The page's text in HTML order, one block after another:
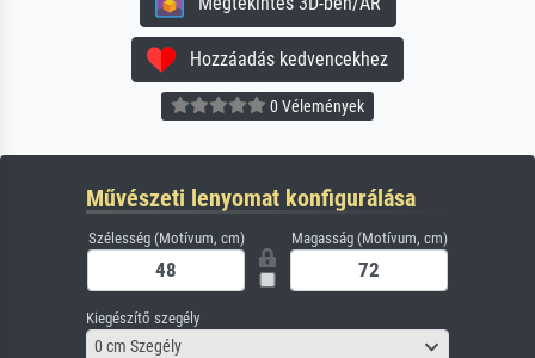
Hozzáadás kedvencekhez
0 Vélemények
Művészeti lenyomat konfigurálása
Szélesség (Motívum, cm) Magasság (Motívum, cm)
Kiegészítő szegély
0 cm Szegély